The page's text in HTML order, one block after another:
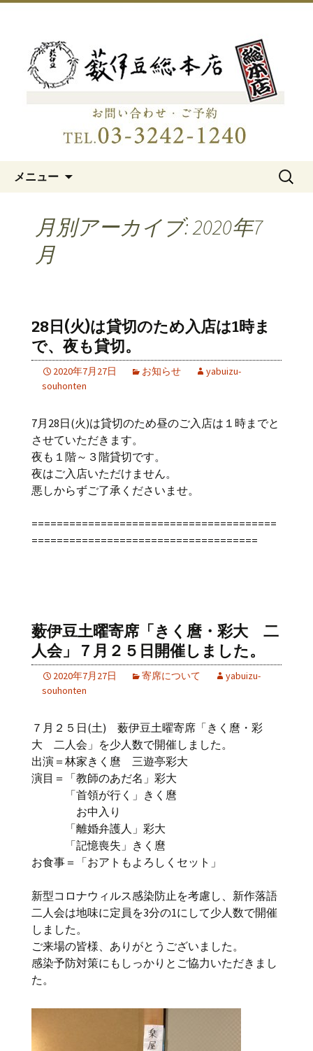
日本橋の老舗蕎麦屋「藪伊豆総
本店」
メニュー
検
月別アーカイブ: 2020年7
月
28日(火)は貸切のため入店は1時ま
で、夜も貸切。
2020年7月27日 お知らせ
yabuizu-
souhonten
7月28日(火)は貸切のため昼のご入店は１時までと
させていただきます。
夜も１階～３階貸切です。
夜はご入店いただけません。
悪しからずご了承くださいませ。
=======================================
====================================
薮伊豆土曜寄席「きく麿・彩大 二
人会」７月２５日開催しました。
2020年7月27日 寄席について
yabuizu-
souhonten
７月２５日(土) 薮伊豆土曜寄席「きく麿・彩
大 二人会」を少人数で開催しました。
出演＝林家きく麿 三遊亭彩大
演目＝「教師のあだ名」彩大
「首領が行く」きく麿
お中入り
「離婚弁護人」彩大
「記憶喪失」きく麿
お食事＝「おアトもよろしくセット」
新型コロナウィルス感染防止を考慮し、新作落語
二人会は地味に定員を3分の1にして少人数で開催
しました。
ご来場の皆様、ありがとうございました。
感染予防対策にもしっかりとご協力いただきまし
た。